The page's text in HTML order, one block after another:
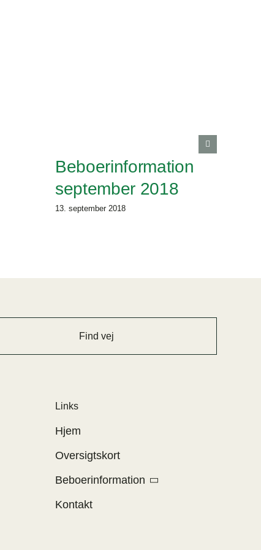
Beboerinformation
september 2018
13. september 2018
Find vej
Links
Hjem
Oversigtskort
Beboerinformation
Kontakt